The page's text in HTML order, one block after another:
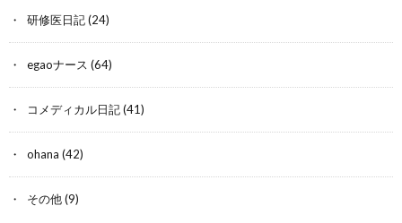
研修医日記(24)
egaoナース (64)
コメディカル日記(41)
ohana (42)
その他(9)